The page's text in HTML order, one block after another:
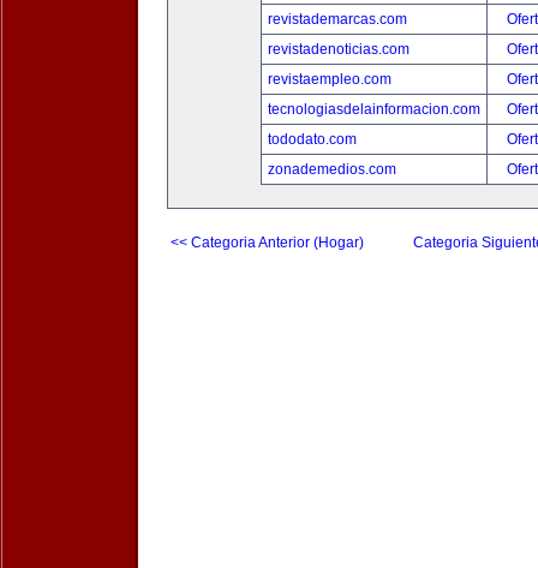
revistademarcas.com
revistadenoticias.com
revistaempleo.com
tecnologiasdelainformacion.com
tododato.com
zonademedios.com
<< Categoria Anterior (Hogar) Categoria